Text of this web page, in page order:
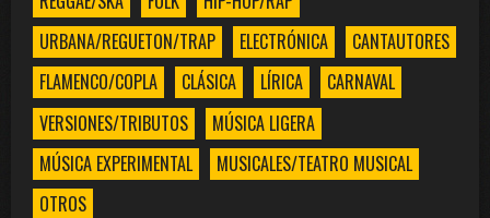
URBANA/REGUETON/TRAP
ELECTRÓNICA
CANTAUTORES
FLAMENCO/COPLA
CLÁSICA LÍRICA
CARNAVAL
VERSIONES/TRIBUTOS
MÚSICA LIGERA
MÚSICA EXPERIMENTAL
MUSICALES/TEATRO MUSICAL
OTROS